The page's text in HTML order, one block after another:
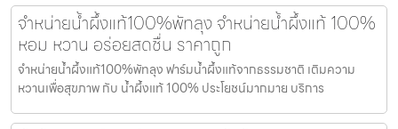
จำหน่ายน้ำผึ้งแท้100%พัทลุง จำหน่ายน้ำผึ้งแท้ 100%
หอม หวาน อร่อยสดชื่น ราคาถูก
จำหน่ายน้ำผึ้งแท้100%พัทลุง ฟาร์มน้ำผึ้งแท้จากธรรมชาติ เติมความ
หวานเพื่อสุขภาพ กับ น้ำผึ้งแท้ 100% ประโยชน์มากมาย บริการ